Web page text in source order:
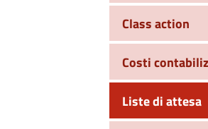
Class action
Costi
Liste di attesa